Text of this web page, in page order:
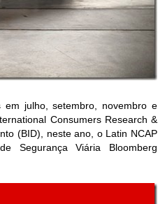
em julho, setembro, novembro e
Consumers Research &
(BID), neste ano, o Latin NCAP
Segurança Viária Bloomberg